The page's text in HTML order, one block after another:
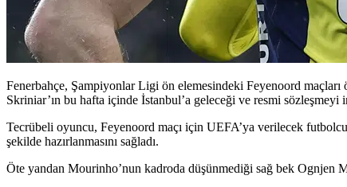
Fenerbahçe, Şampiyonlar Ligi ön elemesindeki Feyenoord
Skriniar’ın bu hafta içinde İstanbul’a geleceği ve resmi sözleşmeyi
Tecrübeli oyuncu, Feyenoord maçı için UEFA’ya verilecek
şekilde hazırlanmasını sağladı.
Öte yandan Mourinho’nun kadroda düşünmediği sağ bek Ognjen